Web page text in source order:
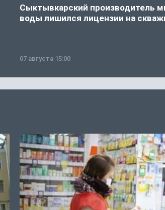
Сыктывкарский производитель
воды лишился лицензии на
07 августа 15:00